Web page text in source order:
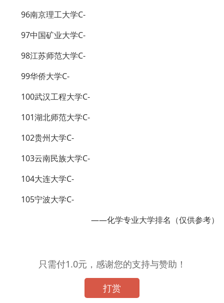
96南京理工大学C-
97中国矿业大学C-
98江苏师范大学C-
99华侨大学C-
100武汉工程大学C-
101湖北师范大学C-
102贵州大学C-
103云南民族大学C-
104大连大学C-
105宁波大学C-
——化学专业大学排名（仅供参考）
只需付1.0元，感谢您的支持与赞助！
打赏